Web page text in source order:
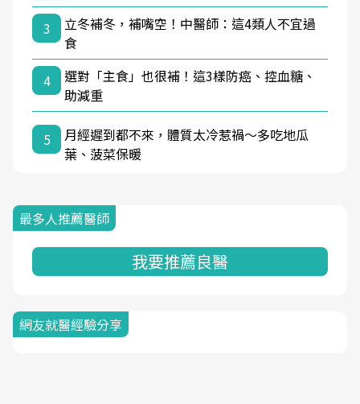
3
立冬補冬，補嘴空！中醫師：這4類人不宜過
食
4
選對「主食」也很補！這3樣防癌、控血糖、
助減重
5
月經遲到都不來，體質太冷惹禍〜多吃地瓜
葉、菠菜保暖
最多人推薦醫師
我要推薦良醫
網友就醫經驗分享